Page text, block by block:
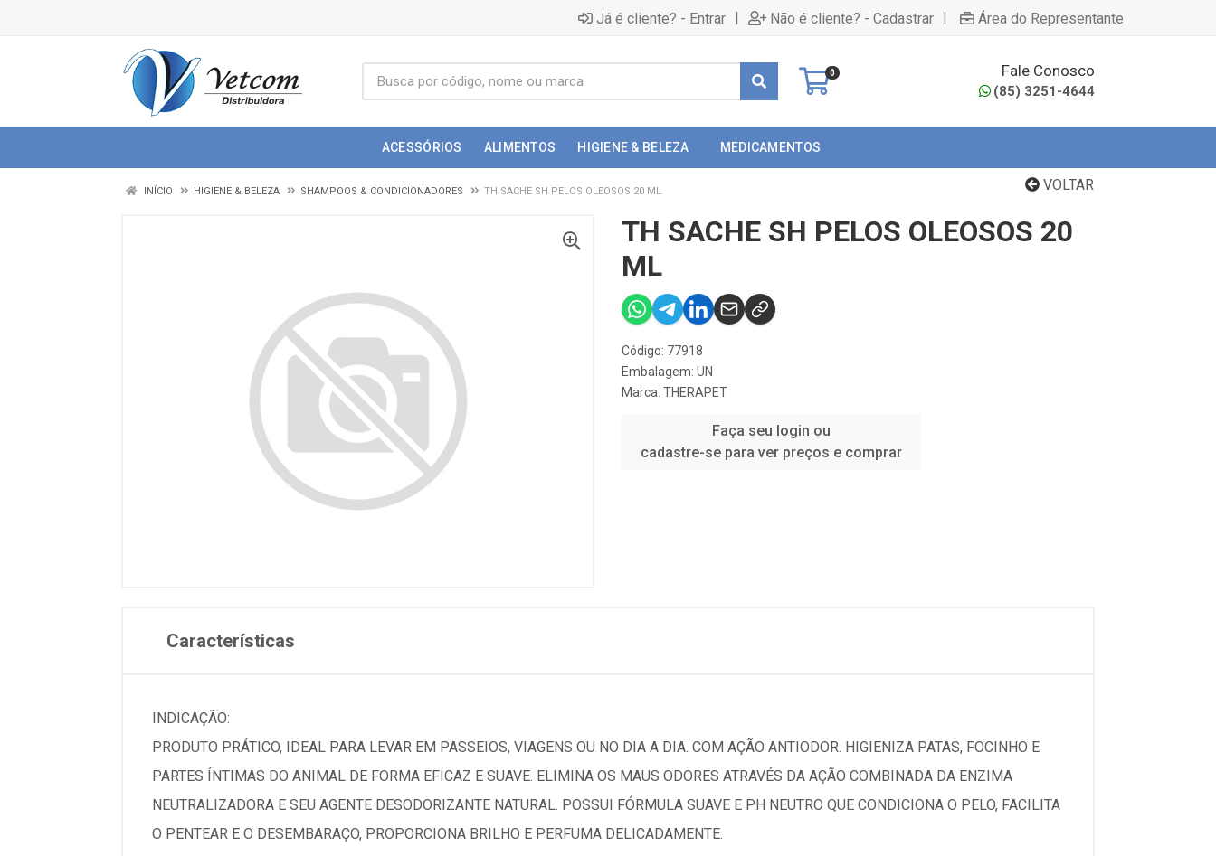
Já é cliente? - Entrar | Não é cliente? - Cadastrar | Área do Representante
0 Fale Conosco
(85) 3251-4644
ACESSÓRIOS ALIMENTOS HIGIENE & BELEZA MEDICAMENTOS
VOLTAR
INÍCIO HIGIENE & BELEZA SHAMPOOS & CONDICIONADORES TH SACHE SH PELOS OLEOSOS 20 ML
TH SACHE SH PELOS OLEOSOS 20
ML
Código: 77918
Embalagem: UN
Marca: THERAPET
Faça seu login ou
cadastre-se para ver preços e comprar
Características
INDICAÇÃO:
PRODUTO PRÁTICO, IDEAL PARA LEVAR EM PASSEIOS, VIAGENS OU NO DIA A DIA. COM AÇÃO ANTIODOR. HIGIENIZA PATAS, FOCINHO E
PARTES ÍNTIMAS DO ANIMAL DE FORMA EFICAZ E SUAVE. ELIMINA OS MAUS ODORES ATRAVÉS DA AÇÃO COMBINADA DA ENZIMA
NEUTRALIZADORA E SEU AGENTE DESODORIZANTE NATURAL. POSSUI FÓRMULA SUAVE E PH NEUTRO QUE CONDICIONA O PELO, FACILITA
O PENTEAR E O DESEMBARAÇO, PROPORCIONA BRILHO E PERFUMA DELICADAMENTE.